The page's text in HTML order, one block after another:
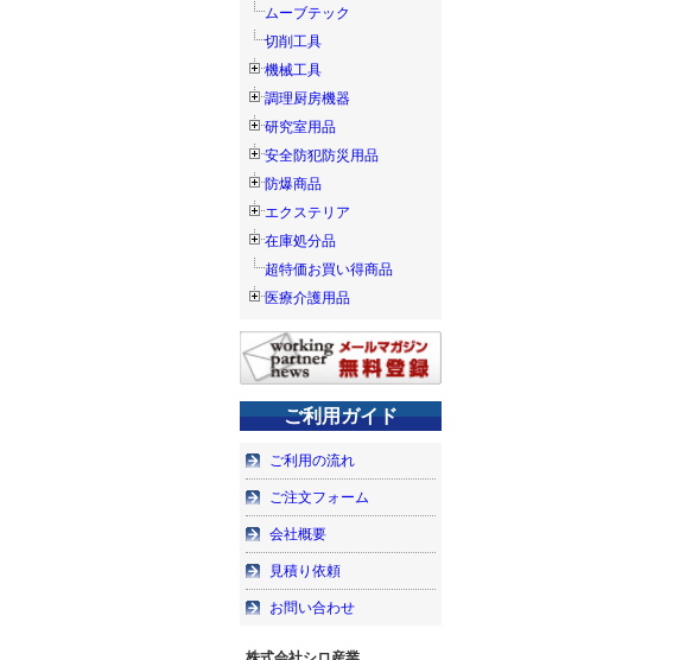
ムーブテック
切削工具
機械工具
調理厨房機器
研究室用品
安全防犯防災用品
防爆商品
エクステリア
在庫処分品
超特価お買い得商品
医療介護用品
ご利用ガイド
ご利用の流れ
ご注文フォーム
会社概要
見積り依頼
お問い合わせ